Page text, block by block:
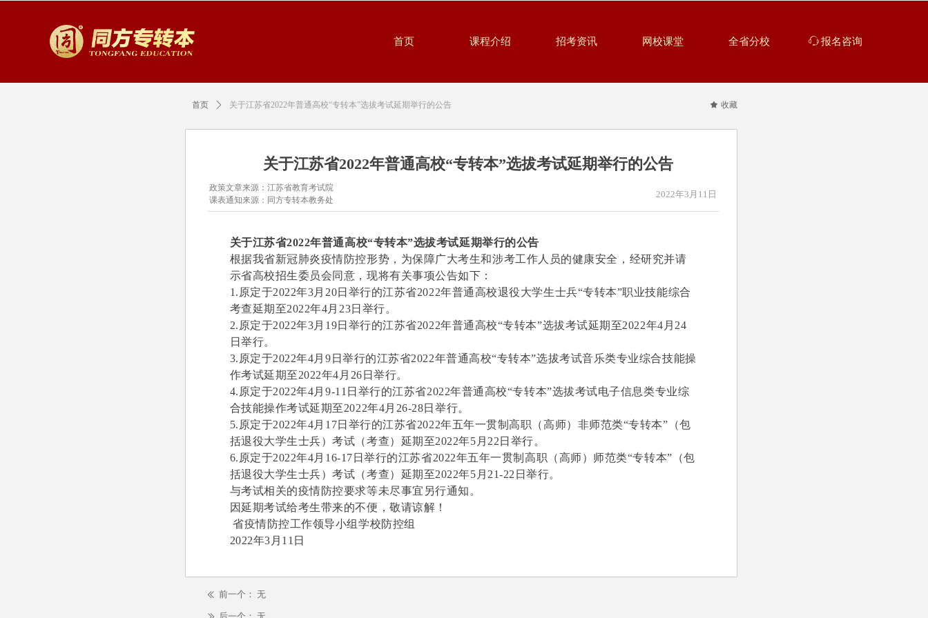
首页 课程介绍 招考资讯 网校课堂 全省分校 ꁱ 报名咨询
关于江苏省2022年普通高校“专转本”选拔考试延期举行的公告
关于江苏省2022年普通高校“专转本”选拔考试延期举行的公告
根据我省新冠肺炎疫情防控形势，为保障广大考生和涉考工作人员的健康安全，经研究并请
示省高校招生委员会同意，现将有关事项公告如下：
1.原定于2022年3月20日举行的江苏省2022年普通高校退役大学生士兵“专转本”职业技能综合
考查延期至2022年4月23日举行。
2.原定于2022年3月19日举行的江苏省2022年普通高校“专转本”选拔考试延期至2022年4月24
日举行。
3.原定于2022年4月9日举行的江苏省2022年普通高校“专转本”选拔考试音乐类专业综合技能操
作考试延期至2022年4月26日举行。
4.原定于2022年4月9-11日举行的江苏省2022年普通高校“专转本”选拔考试电子信息类专业综
合技能操作考试延期至2022年4月26-28日举行。
5.原定于2022年4月17日举行的江苏省2022年五年一贯制高职（高师）非师范类“专转本”（包
括退役大学生士兵）考试（考查）延期至2022年5月22日举行。
6.原定于2022年4月16-17日举行的江苏省2022年五年一贯制高职（高师）师范类“专转本”（包
括退役大学生士兵）考试（考查）延期至2022年5月21-22日举行。
与考试相关的疫情防控要求等未尽事宜另行通知。
因延期考试给考生带来的不便，敬请谅解！
省疫情防控工作领导小组学校防控组
2022年3月11日
ꅃ 前一个： 无
2022年3月11日
政策文章来源：江苏省教育考试院
课表通知来源：同方专转本教务处
首页 ꄲ 关于江苏省2022年普通高校“专转本”选拔考试延期举行的公告 끄 收藏